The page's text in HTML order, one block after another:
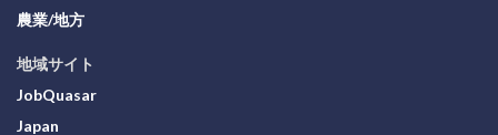
農業/地方
地域サイト
JobQuasar
Japan